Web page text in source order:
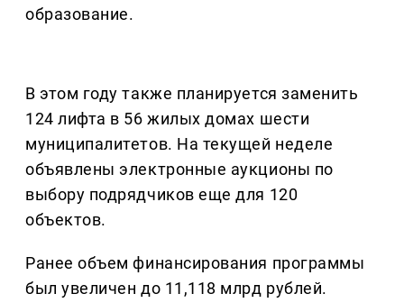
образование.
В этом году также планируется заменить
124 лифта в 56 жилых домах шести
муниципалитетов. На текущей неделе
объявлены электронные аукционы по
выбору подрядчиков еще для 120
объектов.
Ранее объем финансирования программы
был увеличен до 11,118 млрд рублей.